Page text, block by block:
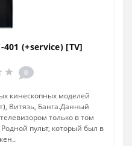
(+service) [TV]
0
кинескопных моделей
Витязь, Банга.Данный
только в том
пульт, который был в